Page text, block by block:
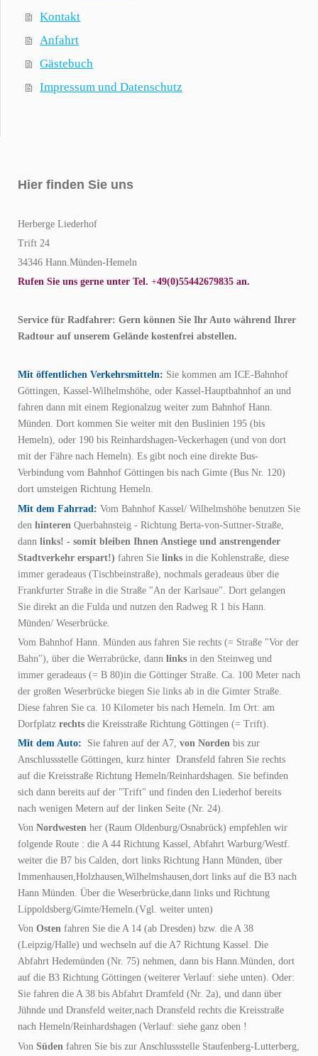
Kontakt
Anfahrt
Gästebuch
Impressum und Datenschutz
Hier finden Sie uns
Herberge Liederhof
Trift 24
34346 Hann.Münden-Hemeln
Rufen Sie uns gerne unter Tel. +49(0)55442679835 an.
Service für Radfahrer: Gern können Sie Ihr Auto während Ihrer
Radtour auf unserem Gelände kostenfrei abstellen.
Mit öffentlichen Verkehrsmitteln: Sie kommen am ICE-Bahnhof
Göttingen, Kassel-Wilhelmshöhe, oder Kassel-Hauptbahnhof an und
fahren dann mit einem Regionalzug weiter zum Bahnhof Hann.
Münden. Dort kommen Sie weiter mit den Buslinien 195 (bis
Hemeln), oder 190 bis Reinhardshagen-Veckerhagen (und von dort
mit der Fähre nach Hemeln). Es gibt noch eine direkte Bus-
Verbindung vom Bahnhof Göttingen bis nach Gimte (Bus Nr. 120)
dort umsteigen Richtung Hemeln.
Mit dem Fahrrad: Vom Bahnhof Kassel/ Wilhelmshöhe benutzen Sie
den hinteren Querbahnsteig - Richtung Berta-von-Suttner-Straße,
dann links! - somit bleiben Ihnen Anstiege und anstrengender
Stadtverkehr erspart!) fahren Sie links in die Kohlenstraße, diese
immer geradeaus (Tischbeinstraße), nochmals geradeaus über die
Frankfurter Straße in die Straße "An der Karlsaue". Dort gelangen
Sie direkt an die Fulda und nutzen den Radweg R 1 bis Hann.
Münden/ Weserbrücke.
Vom Bahnhof Hann. Münden aus fahren Sie rechts (= Straße "Vor der
Bahn"), über die Werrabrücke, dann links in den Steinweg und
immer geradeaus (= B 80)in die Göttinger Straße. Ca. 100 Meter nach
der großen Weserbrücke biegen Sie links ab in die Gimter Straße.
Diese fahren Sie ca. 10 Kilometer bis nach Hemeln. Im Ort: am
Dorfplatz rechts die Kreisstraße Richtung Göttingen (= Trift).
Mit dem Auto: Sie fahren auf der A7, von Norden bis zur
Anschlussstelle Göttingen, kurz hinter Dransfeld fahren Sie rechts
auf die Kreisstraße Richtung Hemeln/Reinhardshagen. Sie befinden
sich dann bereits auf der "Trift" und finden den Liederhof bereits
nach wenigen Metern auf der linken Seite (Nr. 24).
Von Nordwesten her (Raum Oldenburg/Osnabrück) empfehlen wir
folgende Route : die A 44 Richtung Kassel, Abfahrt Warburg/Westf.
weiter die B7 bis Calden, dort links Richtung Hann Münden, über
Immenhausen,Holzhausen,Wilhelmshausen,dort links auf die B3 nach
Hann Münden. Über die Weserbrücke,dann links und Richtung
Lippoldsberg/Gimte/Hemeln.(Vgl. weiter unten)
Von Osten fahren Sie die A 14 (ab Dresden) bzw. die A 38
(Leipzig/Halle) und wechseln auf die A7 Richtung Kassel. Die
Abfahrt Hedemünden (Nr. 75) nehmen, dann bis Hann.Münden, dort
auf die B3 Richtung Göttingen (weiterer Verlauf: siehe unten). Oder:
Sie fahren die A 38 bis Abfahrt Dramfeld (Nr. 2a), und dann über
Jühnde und Dransfeld weiter,nach Dransfeld rechts die Kreisstraße
nach Hemeln/Reinhardshagen (Verlauf: siehe ganz oben !
Von Süden fahren Sie bis zur Anschlussstelle Staufenberg-Lutterberg,